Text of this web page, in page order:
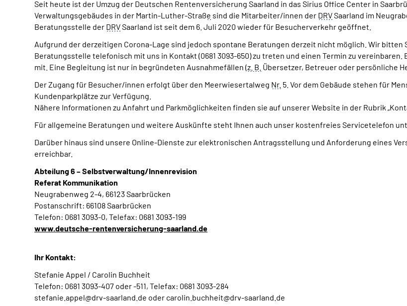
Seit heute ist der Umzug der Deutschen Rentenversicherung Saarland in das Sirius Office Center in
Verwaltungsgebäudes in der Martin-Luther-Straße sind die Mitarbeiter/innen der DRVSaarland im
Beratungsstelle der DRVSaarland ist seit dem 6. Juli 2020 wieder für Besucherverkehr geöffnet.
Aufgrund der derzeitigen Corona-Lage sind jedoch spontane Beratungen derzeit nicht möglich. Wir bitten
Beratungsstelle telefonisch mit uns in Kontakt (0681 3093-650) zu treten und einen Termin zu
mit. Eine Begleitung ist nur in begründeten Ausnahmefällen (z. B. Übersetzer, Betreuer oder persönliche
Der Zugang für Besucher/innen erfolgt über den Meerwiesertalweg Nr. 5. Vor dem Gebäude stehen für
Kundenparkplätze zur Verfügung.
Nähere Informationen zu Anfahrt und Parkmöglichkeiten finden sie auf unserer Website in der Rubrik
Für allgemeine Beratungen und weitere Auskünfte steht Ihnen auch unser kostenfreies Servicetelefon
Darüber hinaus sind unsere Online-Dienste zur elektronischen Antragsstellung und Anforderung eines
erreichbar.
Abteilung 6 – Selbstverwaltung/Innenrevision
Referat Kommunikation
Neugrabenweg 2-4, 66123 Saarbrücken
Postanschrift: 66108 Saarbrücken
Telefon: 0681 3093-0, Telefax: 0681 3093-199
www.deutsche-rentenversicherung-saarland.de
Ihr Kontakt:
Stefanie Appel / Carolin Buchheit
Telefon: 0681 3093-407 oder -511, Telefax: 0681 3093-284
stefanie.appel@drv-saarland.de oder carolin.buchheit@drv-saarland.de